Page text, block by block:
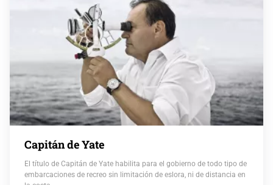
Capitán de Yate
El título de Capitán de Yate habilita para el gobierno de todo tipo de
embarcaciones de recreo sin limitación de eslora, ni de distancia en